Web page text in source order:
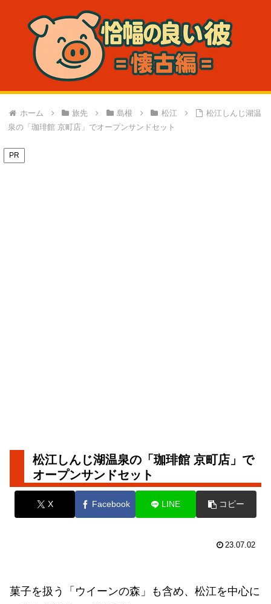
ホーム 旅先 島根 松江
松江しんじ湖温
泉の「珈琲館 京町店」でオープンサンドセット
PR
松江しんじ湖温泉の「珈琲館 京町店」で
オープンサンドセット
X Facebook LINE コピー
23.07.02
菓子を扱う「ウイーンの森」も含め、松江を中心に